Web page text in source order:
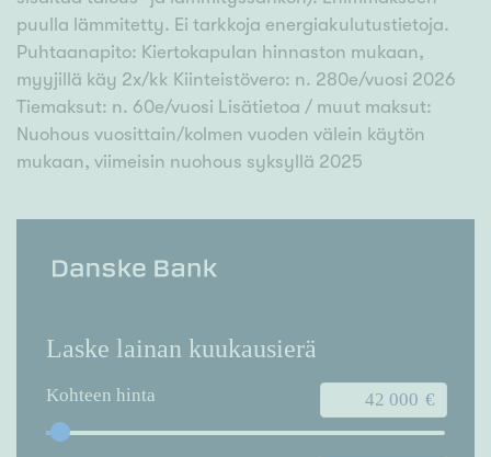
puulla lämmitetty. Ei tarkkoja energiakulutustietoja.
Puhtaanapito: Kiertokapulan hinnaston mukaan,
myyjillä käy 2x/kk Kiinteistövero: n. 280e/vuosi 2026
Tiemaksut: n. 60e/vuosi Lisätietoa / muut maksut:
Nuohous vuosittain/kolmen vuoden välein käytön
mukaan, viimeisin nuohous syksyllä 2025